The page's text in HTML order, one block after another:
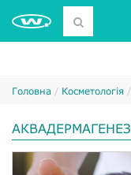
Головна Косметологія
АКВАДЕРМАГЕНЕЗ